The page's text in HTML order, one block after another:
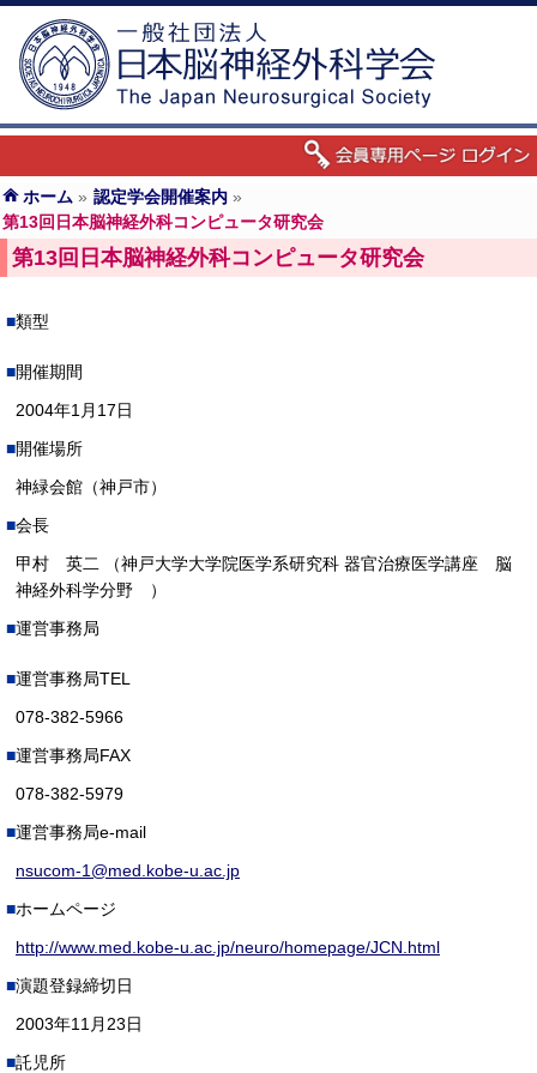
ホーム » 認定学会開催案内 »
第13回日本脳神経外科コンピュータ研究会
第13回日本脳神経外科コンピュータ研究会
類型
開催期間
2004年1月17日
開催場所
神緑会館（神戸市）
会長
甲村 英二 （神戸大学大学院医学系研究科 器官治療医学講座 脳
神経外科学分野 ）
運営事務局
運営事務局TEL
078-382-5966
運営事務局FAX
078-382-5979
運営事務局e-mail
nsucom-1@med.kobe-u.ac.jp
ホームページ
http://www.med.kobe-u.ac.jp/neuro/homepage/JCN.html
演題登録締切日
2003年11月23日
託児所